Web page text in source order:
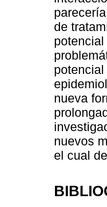
de
nueva
nuevos
el cual